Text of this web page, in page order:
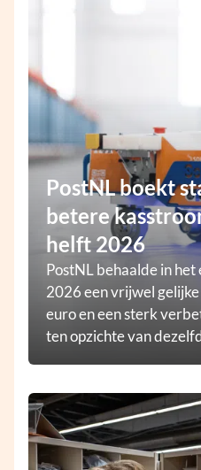
PostNL boekt
betere
helft 2026
PostNL behaalde in
2026 een vrijwel
euro en een sterk
ten opzichte van